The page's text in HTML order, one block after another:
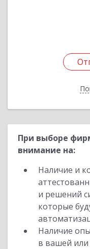
При выборе
внимание на:
Наличие и
и решений
которые
Наличие
в вашей